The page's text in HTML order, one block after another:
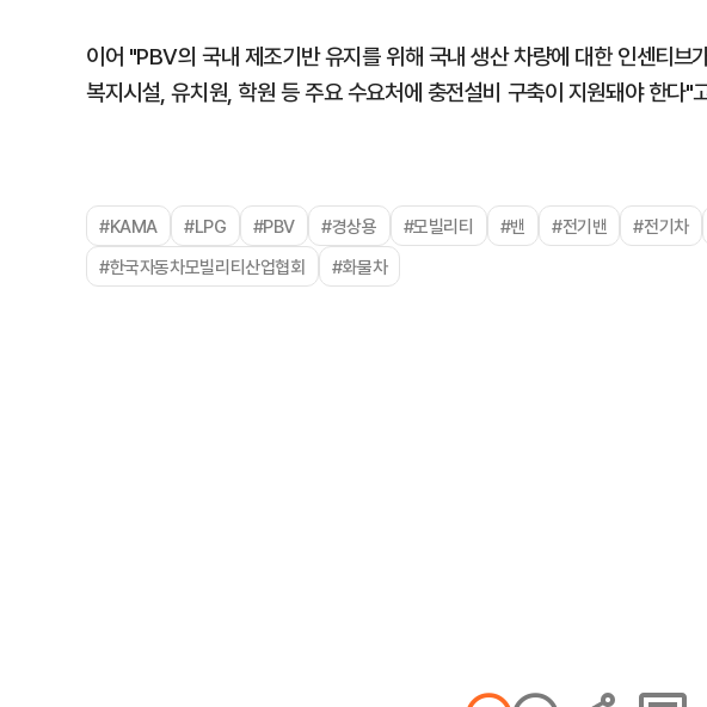
이어 "PBV의 국내 제조기반 유지를 위해 국내 생산 차량에 대한 인센티브
복지시설, 유치원, 학원 등 주요 수요처에 충전설비 구축이 지원돼야 한다"
#KAMA #LPG #PBV #경상용 #모빌리티 #밴 #전기밴 #전기차
#한국자동차모빌리티산업협회
#화물차